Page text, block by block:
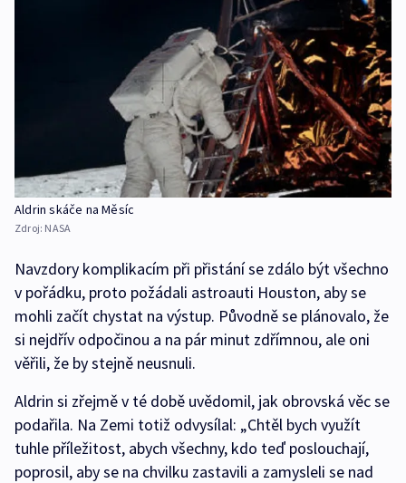
Aldrin skáče na Měsíc
Zdroj: NASA
Navzdory komplikacím při přistání se zdálo být všechno
v pořádku, proto požádali astroauti Houston, aby se
mohli začít chystat na výstup. Původně se plánovalo, že
si nejdřív odpočinou a na pár minut zdřímnou, ale oni
věřili, že by stejně neusnuli.
Aldrin si zřejmě v té době uvědomil, jak obrovská věc se
podařila. Na Zemi totiž odvysílal: „Chtěl bych využít
tuhle příležitost, abych všechny, kdo teď poslouchají,
poprosil, aby se na chvilku zastavili a zamysleli se nad